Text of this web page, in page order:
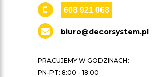
608 921 068
biuro@decorsystem.pl
PRACUJEMY W GODZINACH:
PN-PT: 8:00 - 18:00